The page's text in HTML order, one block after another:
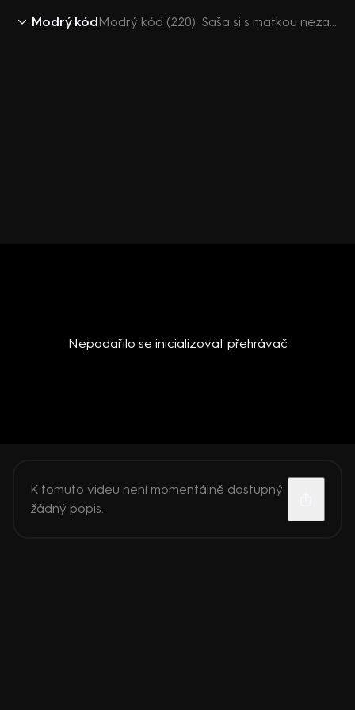
Modrý kód Modrý kód (220): Saša si s matkou nezadá
Nepodařilo se inicializovat přehrávač
K tomuto videu není momentálně dostupný
žádný popis.